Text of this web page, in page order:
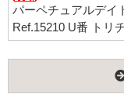
パーペチュアルデイ
Ref.15210 U番 トリ